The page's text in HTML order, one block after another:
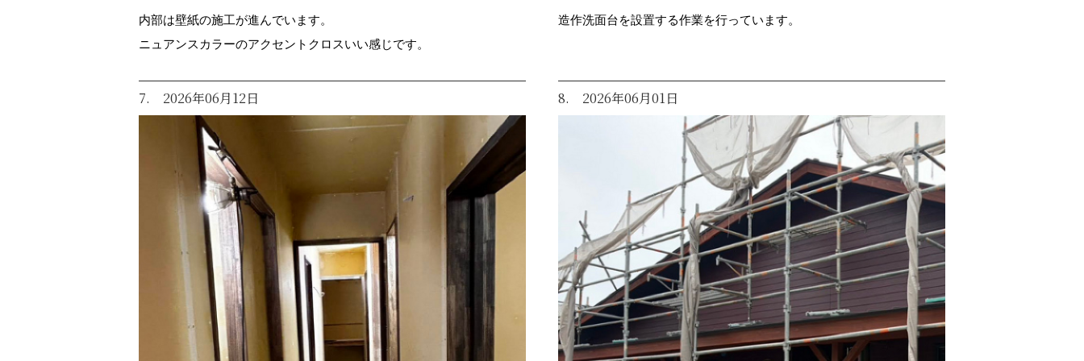
内部は壁紙の施工が進んでいます。
ニュアンスカラーのアクセントクロスいい感じです。
造作洗面台を設置する作業を行っています。
7. 2026年06月12日 8. 2026年06月01日